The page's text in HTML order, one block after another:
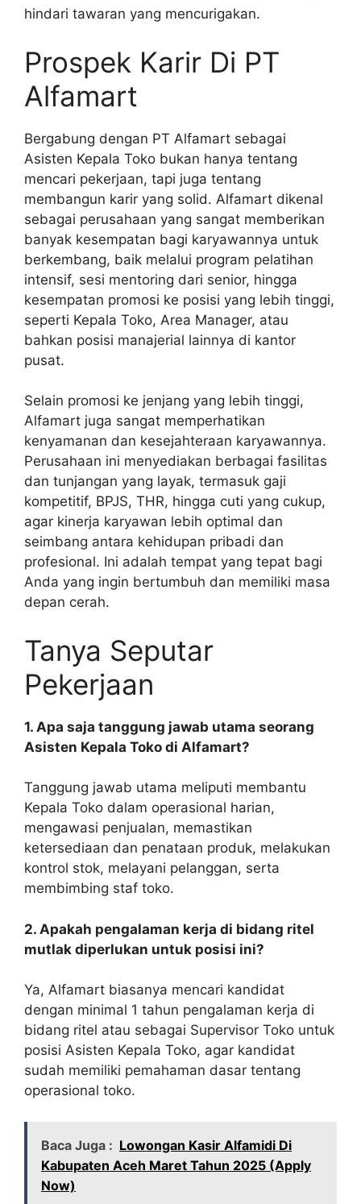
hindari tawaran yang mencurigakan.
Prospek Karir Di PT
Alfamart
Bergabung dengan PT Alfamart sebagai
Asisten Kepala Toko bukan hanya tentang
mencari pekerjaan, tapi juga tentang
membangun karir yang solid. Alfamart dikenal
sebagai perusahaan yang sangat memberikan
banyak kesempatan bagi karyawannya untuk
berkembang, baik melalui program pelatihan
intensif, sesi mentoring dari senior, hingga
kesempatan promosi ke posisi yang lebih tinggi,
seperti Kepala Toko, Area Manager, atau
bahkan posisi manajerial lainnya di kantor
pusat.
Selain promosi ke jenjang yang lebih tinggi,
Alfamart juga sangat memperhatikan
kenyamanan dan kesejahteraan karyawannya.
Perusahaan ini menyediakan berbagai fasilitas
dan tunjangan yang layak, termasuk gaji
kompetitif, BPJS, THR, hingga cuti yang cukup,
agar kinerja karyawan lebih optimal dan
seimbang antara kehidupan pribadi dan
profesional. Ini adalah tempat yang tepat bagi
Anda yang ingin bertumbuh dan memiliki masa
depan cerah.
Tanya Seputar
Pekerjaan
1. Apa saja tanggung jawab utama seorang
Asisten Kepala Toko di Alfamart?
Tanggung jawab utama meliputi membantu
Kepala Toko dalam operasional harian,
mengawasi penjualan, memastikan
ketersediaan dan penataan produk, melakukan
kontrol stok, melayani pelanggan, serta
membimbing staf toko.
2. Apakah pengalaman kerja di bidang ritel
mutlak diperlukan untuk posisi ini?
Ya, Alfamart biasanya mencari kandidat
dengan minimal 1 tahun pengalaman kerja di
bidang ritel atau sebagai Supervisor Toko untuk
posisi Asisten Kepala Toko, agar kandidat
sudah memiliki pemahaman dasar tentang
operasional toko.
Baca Juga : Lowongan Kasir Alfamidi Di
Kabupaten Aceh Maret Tahun 2025 (Apply
Now)